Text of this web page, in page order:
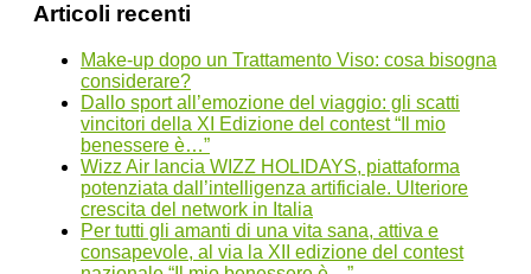
Articoli recenti
Make-up dopo un Trattamento Viso: cosa bisogna
considerare?
Dallo sport all’emozione del viaggio: gli scatti
vincitori della XI Edizione del contest “Il mio
benessere è…”
Wizz Air lancia WIZZ HOLIDAYS, piattaforma
potenziata dall’intelligenza artificiale. Ulteriore
crescita del network in Italia
Per tutti gli amanti di una vita sana, attiva e
consapevole, al via la XII edizione del contest